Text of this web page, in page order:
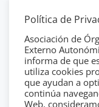
Andaluza
Acceso
https://
121-00007-
Política de
Asociación de
Externo
informa de que
utiliza cookies
que ayudan a
continúa
Web,